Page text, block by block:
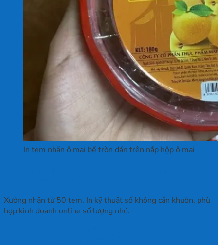
In tem nhãn ô mai bế tròn dán trên nắp hộp ô mai
Xưởng nhận từ 50 tem. In kỹ thuật số không cần khuôn, phù
hợp kinh doanh online số lượng nhỏ.